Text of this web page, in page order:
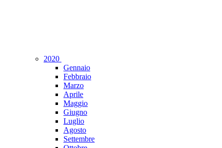
2020
Gennaio
Febbraio
Marzo
Aprile
Maggio
Giugno
Luglio
Agosto
Settembre